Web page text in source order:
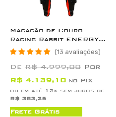
Macacão de Couro
Racing Rabbit ENERGY
para Moto Esportiva
com Proteções
13 avaliações
De R$ 4.999,00 Por
R$ 4.139,10 no PIX
ou em até 12x sem juros de
R$ 383,25
Frete Grátis